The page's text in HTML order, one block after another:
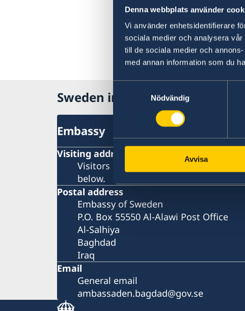
Denna webbplats använder
Vi använder enhetsidentifierare
sociala medier och analysera
till de sociala medier och
med annan information som du
Nödvändig
Avvisa
Sweden in Iraq
Embassy
Visiting address
Visitors must book an appointment in
below.
Postal address
Embassy of Sweden
P.O. Box 55550 Al-Alawi Post Office
Al-Salhiya
Baghdad
Iraq
Email
General email
ambassaden.bagdad@gov.se